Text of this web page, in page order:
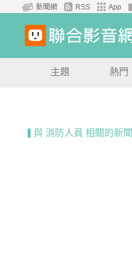
新聞網 RSS App
主題 熱門
與 消防人員 相關的新聞